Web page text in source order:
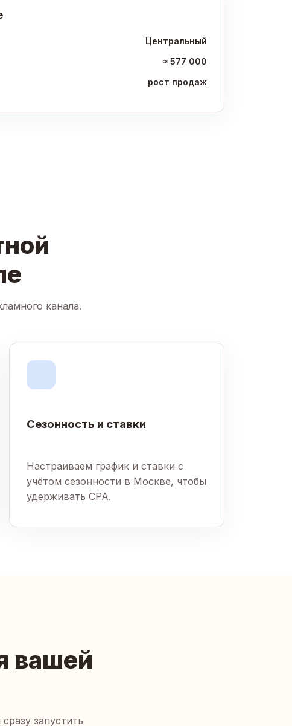
Центральный
≈ 577 000
рост продаж
канала.
Сезонность и ставки
Настраиваем график и ставки с
учётом сезонности в Москве, чтобы
удерживать CPA.
вашей
запустить